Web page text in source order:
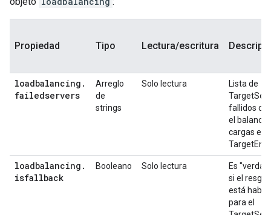
Propiedad Tipo Lectura/escritura
loadbalancing .
failedservers
Arreglo
de
strings
Solo lectura
Lista de
fallidos
el
cargas en
loadbalancing .
isfallback
Booleano Solo lectura
Es
si el
está
para el